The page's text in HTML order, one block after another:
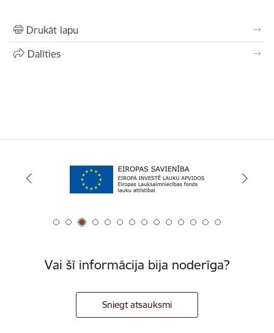
Drukāt lapu
Dalīties
Vai šī informācija bija noderīga?
Sniegt atsauksmi